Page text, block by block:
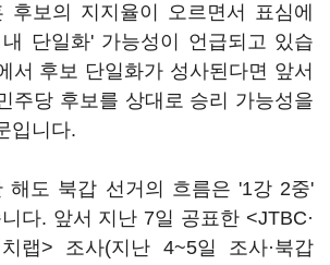
후보의 지지율이 오르면서 표심에
단일화' 가능성이 언급되고 있습
서 후보 단일화가 성사된다면 앞서
주당 후보를 상대로 승리 가능성을
입니다.
해도 북갑 선거의 흐름은 '1강 2중'
다. 앞서 지난 7일 공표한 <JTBC·
치랩> 조사(지난 4~5일 조사·북갑